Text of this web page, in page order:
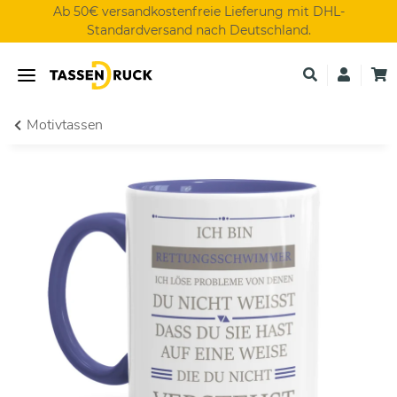
Ab 50€ versandkostenfreie Lieferung mit DHL-
Standardversand nach Deutschland.
Motivtassen